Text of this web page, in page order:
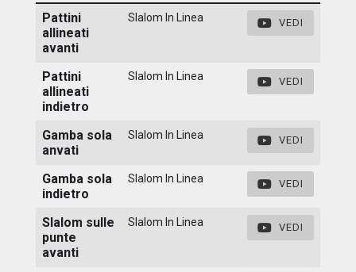
Pattini
allineati
avanti
Slalom In Linea VEDI
Pattini
allineati
indietro
Slalom In Linea VEDI
Gamba sola
anvati
Slalom In Linea VEDI
Gamba sola
indietro
Slalom In Linea VEDI
Slalom sulle
punte
avanti
Slalom In Linea VEDI